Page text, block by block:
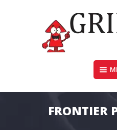
FRONTIER